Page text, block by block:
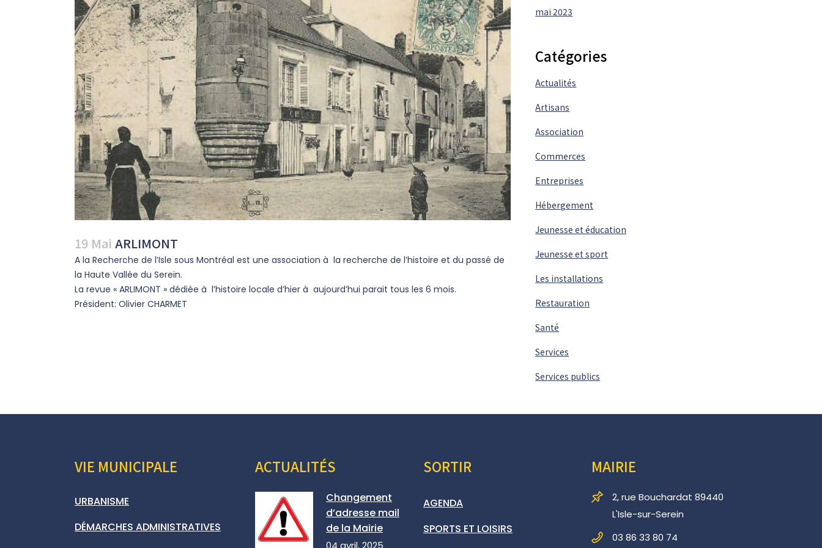
19 Mai ARLIMONT
A la Recherche de l’Isle sous Montréal est une association à la recherche de l’histoire et du passé de
la Haute Vallée du Serein.
La revue « ARLIMONT » dédiée à l’histoire locale d’hier à aujourd’hui parait tous les 6 mois.
Président: Olivier CHARMET
mai 2023
Catégories
Actualités
Artisans
Association
Commerces
Entreprises
Hébergement
Jeunesse et éducation
Jeunesse et sport
Les installations
Restauration
Santé
Services
Services publics
VIE MUNICIPALE
URBANISME
DÉMARCHES ADMINISTRATIVES
ACTUALITÉS
Changement
d’adresse mail
de la Mairie
04 avril, 2025
SORTIR
AGENDA
SPORTS ET LOISIRS
MAIRIE
2, rue Bouchardat 89440
L'Isle-sur-Serein
03 86 33 80 74